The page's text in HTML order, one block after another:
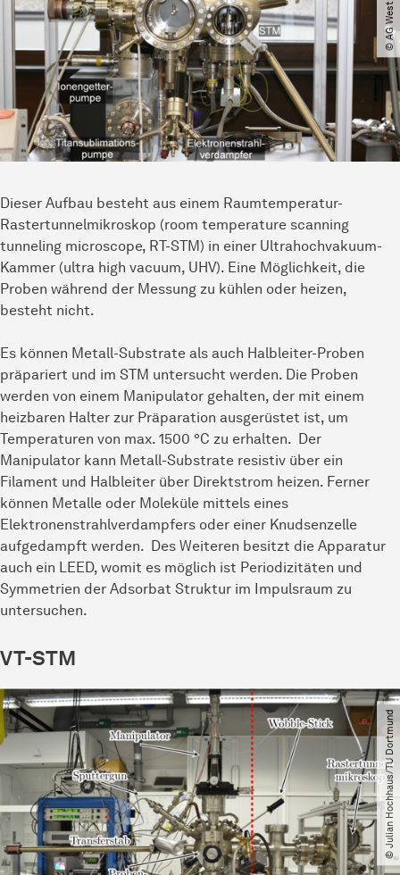
Dieser Aufbau besteht aus einem Raumtemperatur-
Rastertunnelmikroskop (room temperature scanning
tunneling microscope, RT-STM) in einer Ultrahochvakuum-
Kammer (ultra high vacuum, UHV). Eine Möglichkeit, die
Proben während der Messung zu kühlen oder heizen,
besteht nicht.
Es können Metall-Substrate als auch Halbleiter-Proben
präpariert und im STM untersucht werden. Die Proben
werden von einem Manipulator gehalten, der mit einem
heizbaren Halter zur Präparation ausgerüstet ist, um
Temperaturen von max. 1500 °C zu erhalten. Der
Manipulator kann Metall-Substrate resistiv über ein
Filament und Halbleiter über Direktstrom heizen. Ferner
können Metalle oder Moleküle mittels eines
Elektronenstrahlverdampfers oder einer Knudsenzelle
aufgedampft werden. Des Weiteren besitzt die Apparatur
auch ein LEED, womit es möglich ist Periodizitäten und
Symmetrien der Adsorbat Struktur im Impulsraum zu
untersuchen.
VT-STM
© Julian Hochhaus​/​TU Dortmund